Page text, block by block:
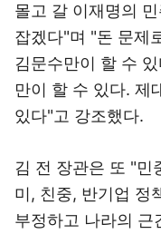
몰고 갈 이재명의
잡겠다"며 "돈 문제
김문수만이 할 수
만이 할 수 있다. 제
있다"고 강조했다.
김 전 장관은 또 "민
미, 친중, 반기업 정
부정하고 나라의 근